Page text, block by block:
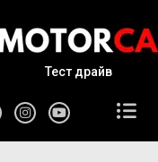
Тест драйв